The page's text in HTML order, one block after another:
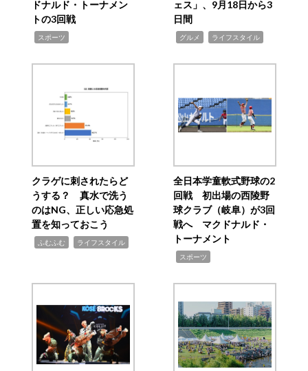
ドナルド・トーナメン
トの3回戦
スポーツ
ェス」、9月18日から3
日間
グルメ ライフスタイル
クラゲに刺されたらど
うする？ 真水で洗う
のはNG、正しい応急処
置を知っておこう
ふむふむ ライフスタイル
全日本学童軟式野球の2
回戦 初出場の西陵野
球クラブ（岐阜）が3回
戦へ マクドナルド・
トーナメント
スポーツ